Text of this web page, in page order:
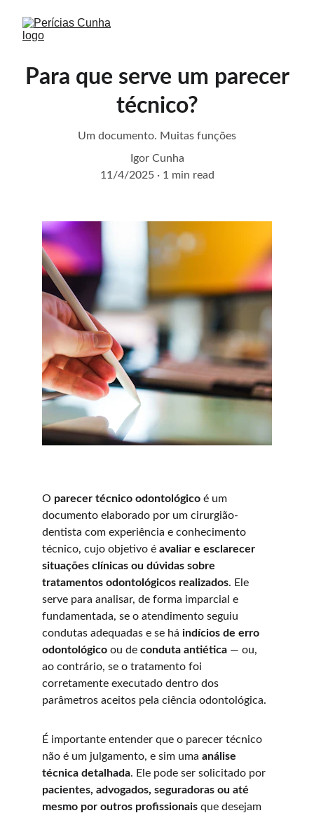
Para que serve um parecer
técnico?
Um documento. Muitas funções
Igor Cunha
11/4/2025
1 min read
O parecer técnico odontológico é um
documento elaborado por um cirurgião-
dentista com experiência e conhecimento
técnico, cujo objetivo é avaliar e esclarecer
situações clínicas ou dúvidas sobre
tratamentos odontológicos realizados. Ele
serve para analisar, de forma imparcial e
fundamentada, se o atendimento seguiu
condutas adequadas e se há indícios de erro
odontológico ou de conduta antiética — ou,
ao contrário, se o tratamento foi
corretamente executado dentro dos
parâmetros aceitos pela ciência odontológica.
É importante entender que o parecer técnico
não é um julgamento, e sim uma análise
técnica detalhada. Ele pode ser solicitado por
pacientes, advogados, seguradoras ou até
mesmo por outros profissionais que desejam